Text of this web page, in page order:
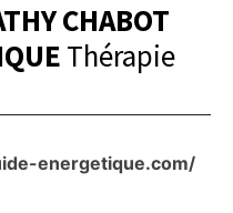
CHABOT
Thérapie
energetique.com/